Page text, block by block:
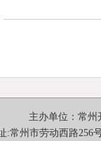
主办单位：常
:常州市劳动西路256